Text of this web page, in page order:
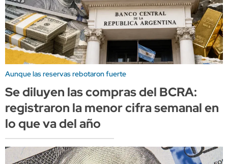
Aunque las reservas rebotaron fuerte
Se diluyen las compras del BCRA:
registraron la menor cifra semanal en
lo que va del año